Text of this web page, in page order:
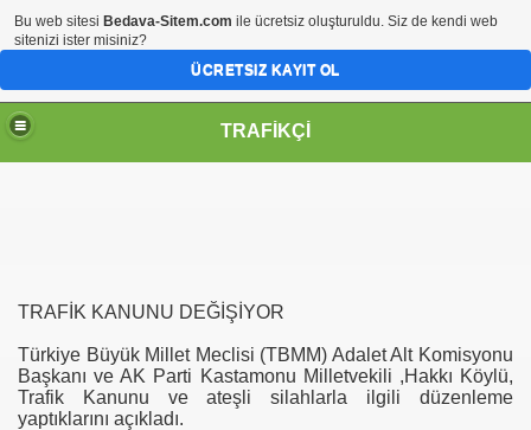
TRAFİKÇİ
TRAFİK KANUNU DEĞİŞİYOR
Türkiye Büyük Millet Meclisi (TBMM) Adalet Alt Komisyonu
Başkanı ve AK Parti Kastamonu Milletvekili ,Hakkı Köylü,
Trafik Kanunu ve ateşli silahlarla ilgili düzenleme
yaptıklarını açıkladı.
Bu web sitesi Bedava-Sitem.com ile ücretsiz oluşturuldu. Siz de kendi web
sitenizi ister misiniz?
ÜCRETSIZ KAYIT OL